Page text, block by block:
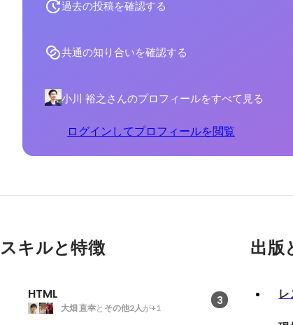
過去の投稿を確認する
共通の知り合いを確認する
小川 裕之さんのプロフィールをすべて見る
ログインしてプロフィールを閲覧
スキルと特徴
HTML 3
大畑 直幸と その他2人が+1
出版